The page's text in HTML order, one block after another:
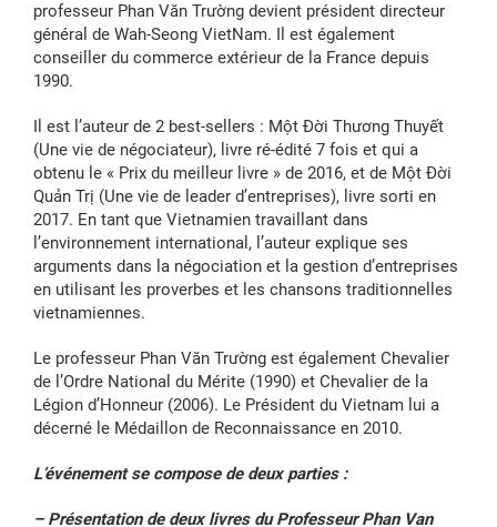
professeur Phan Văn Trường devient président directeur
général de Wah-Seong VietNam. Il est également
conseiller du commerce extérieur de la France depuis
1990.
Il est l’auteur de 2 best-sellers : Một Đời Thương Thuyết
(Une vie de négociateur), livre ré-édité 7 fois et qui a
obtenu le « Prix du meilleur livre » de 2016, et de Một Đời
Quản Trị (Une vie de leader d’entreprises), livre sorti en
2017. En tant que Vietnamien travaillant dans
l’environnement international, l’auteur explique ses
arguments dans la négociation et la gestion d’entreprises
en utilisant les proverbes et les chansons traditionnelles
vietnamiennes.
Le professeur Phan Văn Trường est également Chevalier
de l’Ordre National du Mérite (1990) et Chevalier de la
Légion d’Honneur (2006). Le Président du Vietnam lui a
décerné le Médaillon de Reconnaissance en 2010.
L’événement se compose de deux parties :
– Présentation de deux livres du Professeur Phan Van